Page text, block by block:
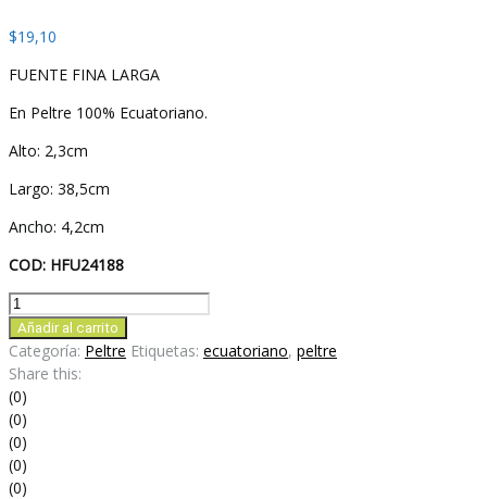
$19,10
FUENTE FINA LARGA
En Peltre 100% Ecuatoriano.
Alto: 2,3cm
Largo: 38,5cm
Ancho: 4,2cm
COD: HFU24188
FUENTE
FINA
LARGA
cantidad
Añadir al carrito
Categoría: Peltre Etiquetas: ecuatoriano, peltre
Share this:
(0)
(0)
(0)
(0)
(0)